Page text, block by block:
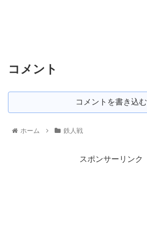
コメント
コメントを書き込む
ホーム 鉄人戦
スポンサーリンク